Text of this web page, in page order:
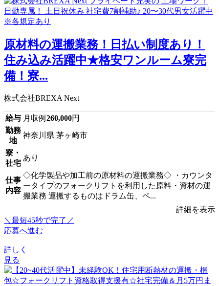
原材料の運搬業務！日払い制度あり！
住み込み活躍中★格安ワンルーム寮完
備！寮...
株式会社BREXA Next
給与 月収例 260,000円
勤務
地
神奈川県 茅ヶ崎市
寮・
社宅
あり
仕事
内容
◇化学製品や加工前の原材料の運搬業務◇ ・カウンタ
ータイプのフォークリフトを利用した原料・資材の運
搬業務 運搬するものはドラム缶、ペ...
詳細を表示
＼最短45秒で完了／
応募へ進む
詳しく
見る